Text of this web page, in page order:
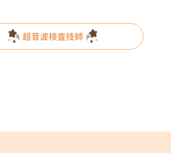
超音波検査技師